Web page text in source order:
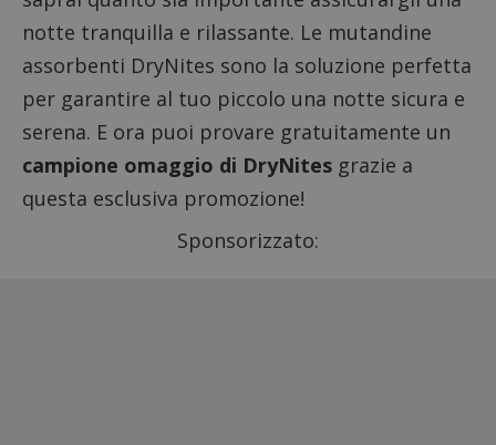
notte tranquilla e rilassante. Le mutandine
assorbenti DryNites sono la soluzione perfetta
per garantire al tuo piccolo una notte sicura e
serena. E ora puoi provare gratuitamente un
campione omaggio di DryNites grazie a
questa esclusiva promozione!
Sponsorizzato: